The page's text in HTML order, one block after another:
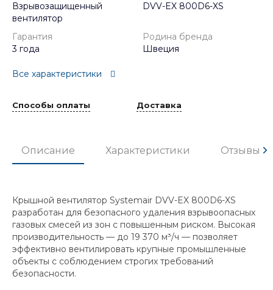
Взрывозащищенный
вентилятор
DVV-EX 800D6-XS
Гарантия
3 года
Родина бренда
Швеция
Все характеристики
Способы оплаты Доставка
Описание Характеристики Отзывы
Крышной вентилятор Systemair DVV-EX 800D6-XS
разработан для безопасного удаления взрывоопасных
газовых смесей из зон с повышенным риском. Высокая
производительность — до 19 370 м³/ч — позволяет
эффективно вентилировать крупные промышленные
объекты с соблюдением строгих требований
безопасности.